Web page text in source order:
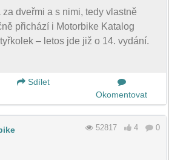
dveřmi a s nimi, tedy vlastně
přichází i Motorbike Katalog
– letos jde již o 14. vydání.
Sdílet
Okomentovat
52817 4 0